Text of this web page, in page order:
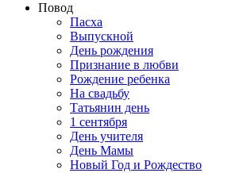
Повод
Пасха
Выпускной
День рождения
Признание в любви
Рождение ребенка
На свадьбу
Татьянин день
1 сентября
День учителя
День Мамы
Новый Год и Рождество